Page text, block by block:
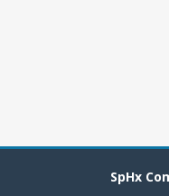
SpHx